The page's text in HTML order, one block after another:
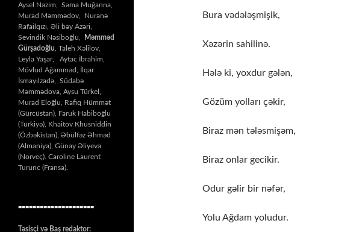
Bura vədələşmişik,
Xəzərin sahilinə.
Hələ ki, yoxdur gələn,
Gözüm yolları çəkir,
Biraz mən tələsmişəm,
Biraz onlar gecikir.
Odur gəlir bir nəfər,
Yolu Ağdam yoludur.
Aysel Nazim, Səma Muğanna,
Murad Məmmədov, Nuranə
Rafailqızı, Əli bəy Azəri,
Sevindik Nəsiboğlu,
Məmməd
Gürşadoğlu , Taleh Xəlilov,
Leyla Yaşar, Aytac İbrahim,
Mövlud Ağamməd, İlqar
İsmayılzadə, Südabə
Məmmədova, Aysu Türkel,
Murad Eloğlu, Rafiq Hümmət
(Gürcüstan), Faruk Habiboğlu
(Türkiyə), Khaitov Khusniddin
(Özbəkistan), Əbülfəz Əhməd
(Almaniya), Günay Əliyeva
(Norveç). Caroline Laurent
Turunc (Fransa).
=====================
Təsisçi və Baş redaktor: